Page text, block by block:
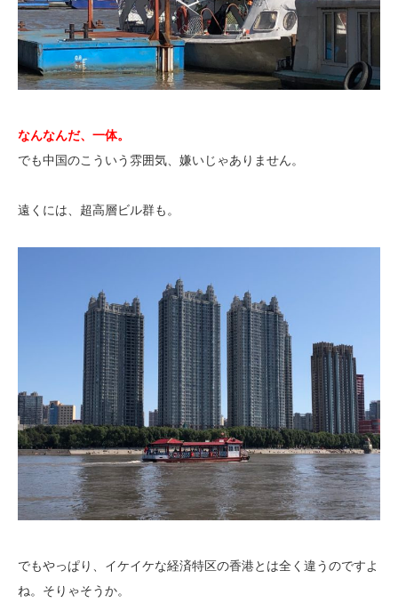
なんなんだ、一体。
でも中国のこういう雰囲気、嫌いじゃありません。
遠くには、超高層ビル群も。
でもやっぱり、イケイケな経済特区の香港とは全く違うのですよ
ね。そりゃそうか。